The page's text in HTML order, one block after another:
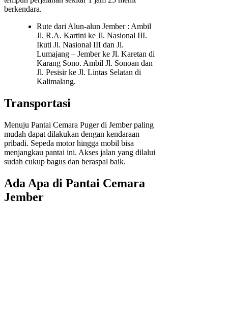
berkendara.
Rute dari Alun-alun Jember : Ambil
Jl. R.A. Kartini ke Jl. Nasional III.
Ikuti Jl. Nasional III dan Jl.
Lumajang – Jember ke Jl. Karetan di
Karang Sono. Ambil Jl. Sonoan dan
Jl. Pesisir ke Jl. Lintas Selatan di
Kalimalang.
Transportasi
Menuju Pantai Cemara Puger di Jember paling
mudah dapat dilakukan dengan kendaraan
pribadi. Sepeda motor hingga mobil bisa
menjangkau pantai ini. Akses jalan yang dilalui
sudah cukup bagus dan beraspal baik.
Ada Apa di Pantai Cemara
Jember